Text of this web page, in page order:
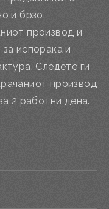
и брзо.
производ и
испорака и
Следете ги
производ
2 работни дена.